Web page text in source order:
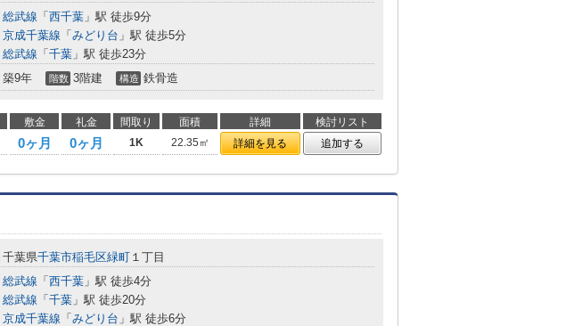
総武線 「 西千葉 」駅 徒歩9分
京成千葉線 「 みどり台 」駅 徒歩5分
総武線 「 千葉 」駅 徒歩23分
築9年 階数 3階建 構造 鉄骨造
敷金 礼金 間取り 面積 詳細
検討リスト
0ヶ月 0ヶ月 1K 22.35㎡ 詳細を見る 追加する
千葉県千葉市稲毛区緑町 １丁目
総武線 「 西千葉 」駅 徒歩4分
総武線 「 千葉 」駅 徒歩20分
京成千葉線 「 みどり台 」駅 徒歩6分